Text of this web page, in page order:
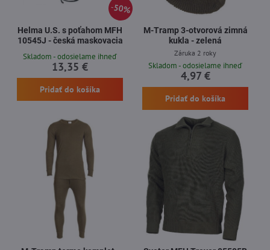
50%
Helma U.S. s poťahom MFH
10545J - česká maskovacia
Skladom - odosielame ihneď
13,35 €
Pridať do košíka
M-Tramp 3-otvorová zimná
kukla - zelená
Záruka 2 roky
Skladom - odosielame ihneď
4,97 €
Pridať do košíka